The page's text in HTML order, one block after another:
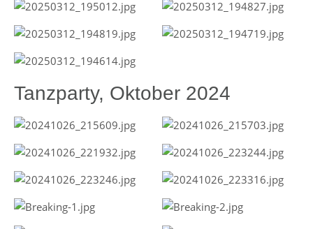
Tanzparty, Oktober 2024